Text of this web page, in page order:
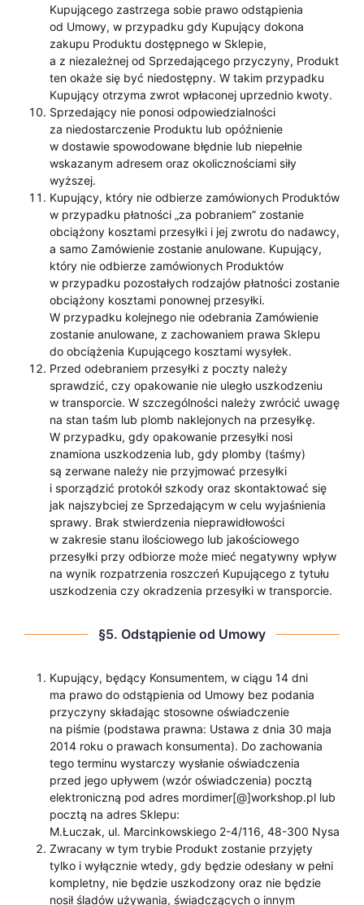
Kupującego zastrzega sobie prawo odstąpienia
od Umowy, w przypadku gdy Kupujący dokona
zakupu Produktu dostępnego w Sklepie,
a z niezależnej od Sprzedającego przyczyny, Produkt
ten okaże się być niedostępny. W takim przypadku
Kupujący otrzyma zwrot wpłaconej uprzednio kwoty.
Sprzedający nie ponosi odpowiedzialności
za niedostarczenie Produktu lub opóźnienie
w dostawie spowodowane błędnie lub niepełnie
wskazanym adresem oraz okolicznościami siły
wyższej.
Kupujący, który nie odbierze zamówionych Produktów
w przypadku płatności „za pobraniem” zostanie
obciążony kosztami przesyłki i jej zwrotu do nadawcy,
a samo Zamówienie zostanie anulowane. Kupujący,
który nie odbierze zamówionych Produktów
w przypadku pozostałych rodzajów płatności zostanie
obciążony kosztami ponownej przesyłki.
W przypadku kolejnego nie odebrania Zamówienie
zostanie anulowane, z zachowaniem prawa Sklepu
do obciążenia Kupującego kosztami wysyłek.
Przed odebraniem przesyłki z poczty należy
sprawdzić, czy opakowanie nie uległo uszkodzeniu
w transporcie. W szczególności należy zwrócić uwagę
na stan taśm lub plomb naklejonych na przesyłkę.
W przypadku, gdy opakowanie przesyłki nosi
znamiona uszkodzenia lub, gdy plomby (taśmy)
są zerwane należy nie przyjmować przesyłki
i sporządzić protokół szkody oraz skontaktować się
jak najszybciej ze Sprzedającym w celu wyjaśnienia
sprawy. Brak stwierdzenia nieprawidłowości
w zakresie stanu ilościowego lub jakościowego
przesyłki przy odbiorze może mieć negatywny wpływ
na wynik rozpatrzenia roszczeń Kupującego z tytułu
uszkodzenia czy okradzenia przesyłki w transporcie.
§5. Odstąpienie od Umowy
Kupujący, będący Konsumentem, w ciągu 14 dni
ma prawo do odstąpienia od Umowy bez podania
przyczyny składając stosowne oświadczenie
na piśmie (podstawa prawna: Ustawa z dnia 30 maja
2014 roku o prawach konsumenta). Do zachowania
tego terminu wystarczy wysłanie oświadczenia
przed jego upływem (wzór oświadczenia) pocztą
elektroniczną pod adres mordimer[@]workshop.pl lub
pocztą na adres Sklepu:
M.Łuczak, ul. Marcinkowskiego 2-4/116, 48-300 Nysa
Zwracany w tym trybie Produkt zostanie przyjęty
tylko i wyłącznie wtedy, gdy będzie odesłany w pełni
kompletny, nie będzie uszkodzony oraz nie będzie
nosił śladów używania, świadczących o innym